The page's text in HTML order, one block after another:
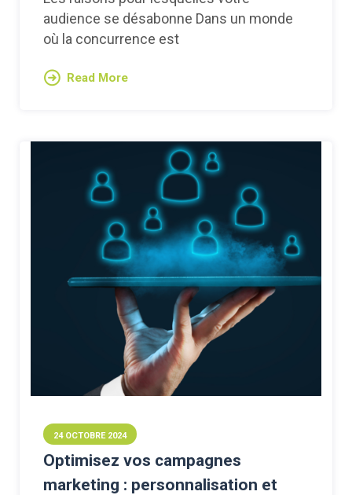
audience se désabonne Dans un monde
où la concurrence est
Read More
24 OCTOBRE 2024
Optimisez vos campagnes
marketing : personnalisation et